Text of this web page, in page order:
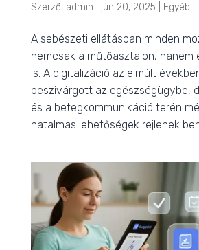
Szerző: admin jún 20, 2025 Egyéb
A sebészeti ellátásban minden
nemcsak a műtőasztalon, hanem
is. A digitalizáció az elmúlt
beszivárgott az egészségügybe,
és a betegkommunikáció terén
hatalmas lehetőségek rejlenek